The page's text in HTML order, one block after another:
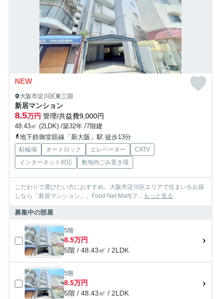
NEW
大阪市淀川区東三国
新居マンション
8.5万円 管理/共益費9,000円
48.43㎡ (2LDK) /築32年 /7階建
地下鉄御堂筋線「新大阪」駅 徒歩13分
駐輪場 オートロック エレベーター
CATV
インターネット対応
敷地内ごみ置き場
こだわりで選びたい方におすすめ。大阪市淀川区エリアで住まいをお探
しなら「新居マンション」。Food Net Mart(フ... もっと見る
募集中の部屋
5階
8.5万円
5階 / 48.43㎡ / 2LDK
5階
8.5万円
5階 / 48.43㎡ / 2LDK